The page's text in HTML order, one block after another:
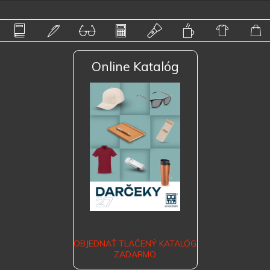
Online Katalóg
OBJEDNAŤ TLAČENÝ KATALÓG
ZADARMO